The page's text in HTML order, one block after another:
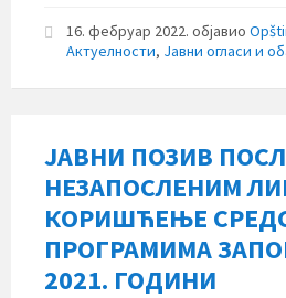
16. фебруар 2022. објавио
Актуелности, Јавни огласи и
ЈАВНИ ПОЗИВ
НЕЗАПОСЛЕНИМ
КОРИШЋЕЊЕ
ПРОГРАМИМА
2021. ГОДИНИ